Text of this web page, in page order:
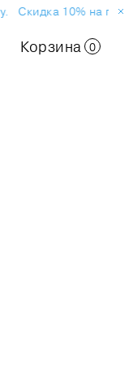
Скидка 10% на первый
Корзина 0